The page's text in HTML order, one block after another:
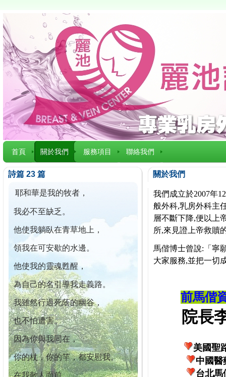
首頁 關於我們 服務項目 聯絡我們
詩篇 23 篇
耶和華是我的牧者，
我必不至缺乏。
他使我躺臥在青草地上，
領我在可安歇的水邊。
他使我的靈魂甦醒，
為自己的名引導我走義路。
我雖然行過死蔭的幽谷，
也不怕遭害。
因為你與我同在，
你的杖，你的竿，都安慰我。
在我敵人面前，
關於我們
我們成立於2007年
般外科,乳房外科主
層不斷下降,便以上
所,來見證上帝救贖
馬偕博士曾說:「寧
大家服務,並把一切
前馬偕
院長李
美國聖
中國醫
台北馬